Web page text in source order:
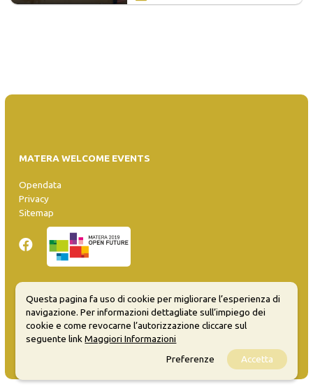
MATERA WELCOME EVENTS
Opendata
Privacy
Sitemap
Inserisci evento
Guida
FAQ
info@materaevents.it
Questa pagina fa uso di cookie per migliorare l’esperienza di
navigazione. Per informazioni dettagliate sull’impiego dei
cookie e come revocarne l’autorizzazione cliccare sul
seguente linkMaggiori Informazioni
Preferenze
Accetta